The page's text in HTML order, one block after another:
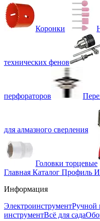
Коронки
технических фенов
перфораторов
для алмазного сверления
Головки торцевые
Главная Каталог Профиль
Информация
ЭлектроинструментРучной
инструментВсё для сада